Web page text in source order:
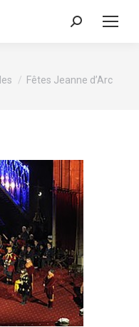
Recherche
Fêtes Jeanne d’Arc